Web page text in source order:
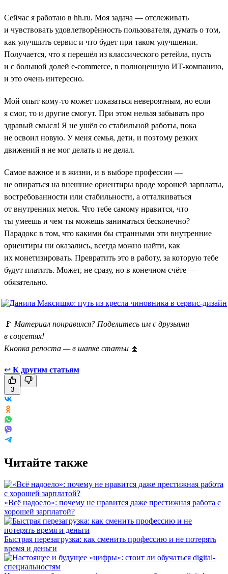
Сейчас я работаю в hh.ru. Моя задача — отслеживать
и чувствовать удовлетворённость пользователя, думать о том,
как улучшить сервис и что будет при таком улучшении.
Получается, что я перешёл из классического ретейла, пусть
и с большой долей e-commerce, в полноценную ИТ-компанию,
и это очень интересно.
Мой опыт кому-то может показаться невероятным, но если
я смог, то и другие смогут. При этом нельзя забывать про
здравый смысл! Я не ушёл со стабильной работы, пока
не освоил новую. У меня семья, дети, и поэтому резких
движений я не мог делать и не делал.
Самое важное и в жизни, и в выборе профессии —
не опираться на внешние ориентиры вроде хорошей зарплаты,
востребованности или стабильности, а отталкиваться
от внутренних меток. Что тебе самому нравится, что
ты умеешь и чем ты можешь заниматься бесконечно?
Парадокс в том, что какими бы странными эти внутренние
ориентиры ни оказались, всегда можно найти, как
их монетизировать. Превратить это в работу, за которую тебе
будут платить. Может, не сразу, но в конечном счёте —
обязательно.
🚩 Материал понравился? Поделитесь им с друзьями
в соцсетях!
Кнопка репоста — в шапке статьи ⏫
↩ К другим статьям
3
Читайте также
«Всё надоело»: почему не нравится даже престижная работа с
хорошей зарплатой?
Быстрая перезагрузка: как сменить профессию и не потерять
время и деньги